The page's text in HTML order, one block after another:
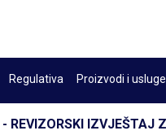
Regulativa Proizvodi i usluge
REVIZORSKI IZVJEŠTAJ